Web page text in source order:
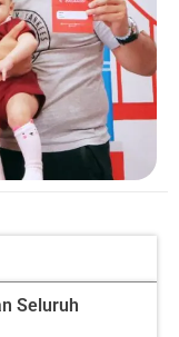
Seluruh